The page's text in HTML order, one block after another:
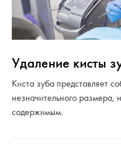
Удаление кисты
Киста зуба представляет
незначительного размера,
содержимым.